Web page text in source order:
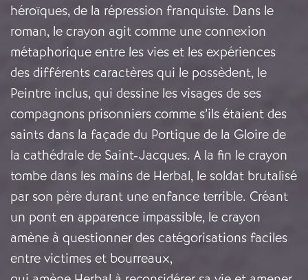
héroïques, de la répression franquiste. Dans le
roman, le crayon agit comme une connexion
métaphorique entre les vies et les expériences
des différents caractères qui le possèdent, le
Peintre inclus, qui dessine les visages de ses
compagnons prisonniers comme s’ils étaient des
saints dans la façade du Portique de la Gloire de
la cathédrale de Saint-Jacques. A la fin le crayon
tombe dans les mains de Herbal, le soldat brutalisé
par son père durant une enfance terrible. Créant
un pont en apparence impassible, le crayon
amène à questionner des catégorisations faciles
entre victimes et bourreaux,